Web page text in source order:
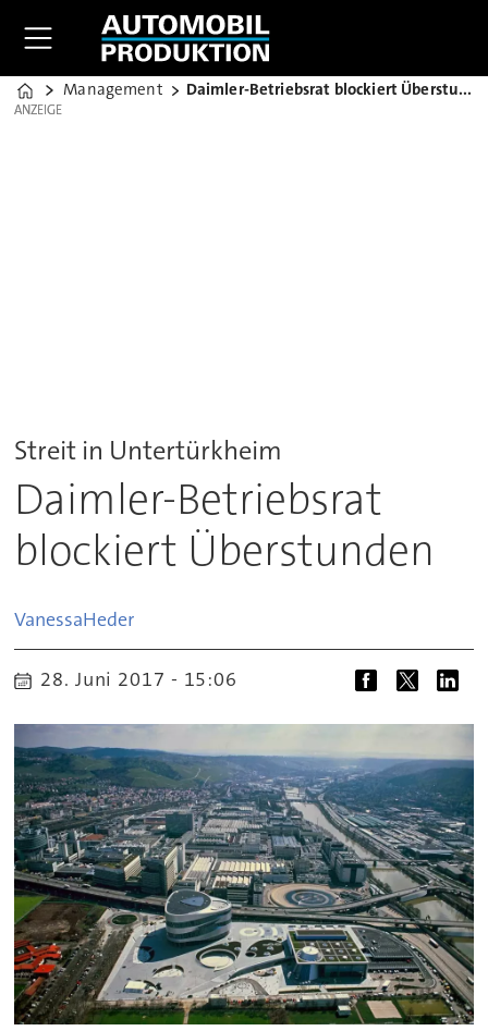
Home
Management Daimler-Betriebsrat blockiert Überstunden
ANZEIGE
ANZEIGE
Streit in Untertürkheim
Daimler-Betriebsrat
blockiert Überstunden
VanessaHeder
28. Juni 2017 - 15:06